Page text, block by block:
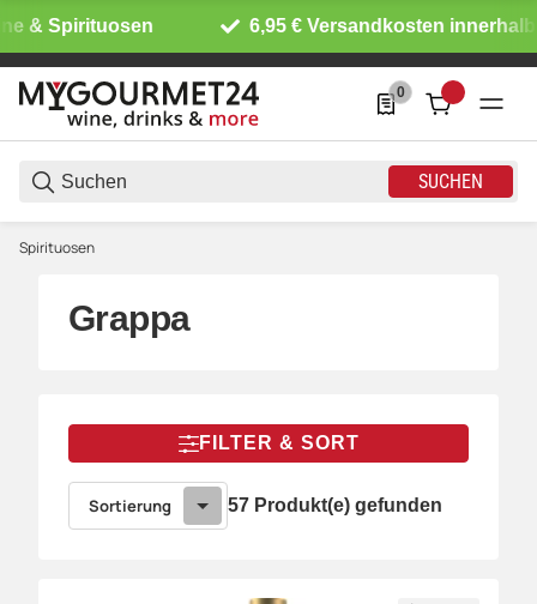
6,95 € Versandkosten innerhalb DE
SUCHEN
0
0 Produkte in der
Spirituosen
Grappa
FILTER & SORT
Sortierung 57 Produkt(e) gefunden